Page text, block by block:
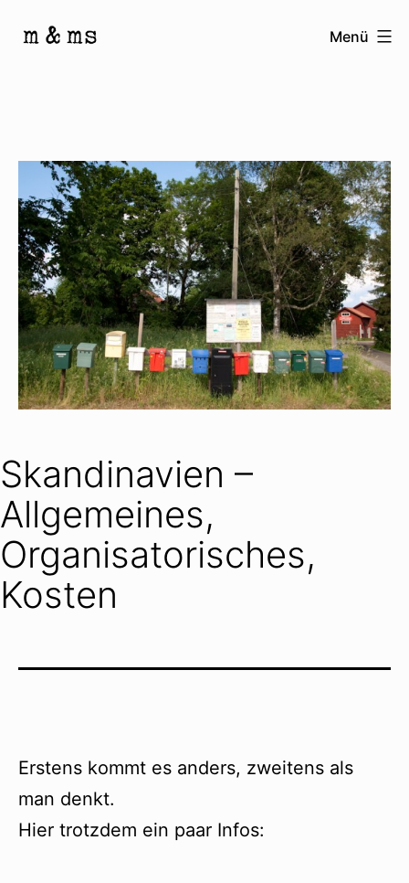
Inhalt
&
Ms
Menü
Skandinavien –
Allgemeines,
Organisatorisches,
Kosten
Erstens kommt es anders, zweitens als
man denkt.
Hier trotzdem ein paar Infos: